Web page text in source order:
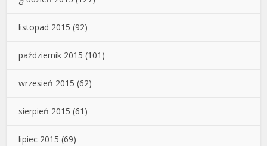
listopad 2015 (92)
październik 2015 (101)
wrzesień 2015 (62)
sierpień 2015 (61)
lipiec 2015 (69)